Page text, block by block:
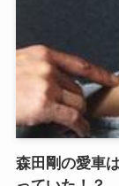
森田剛の愛車